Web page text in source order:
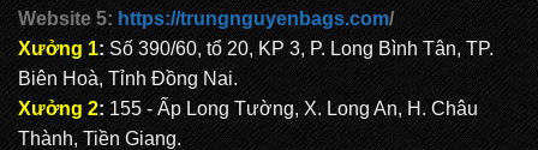
Website 5: https://trungnguyenbags.com/
Xưởng 1: Số 390/60, tổ 20, KP 3, P. Long Bình Tân, TP.
Biên Hoà, Tỉnh Đồng Nai.
Xưởng 2: 155 - Ấp Long Tường, X. Long An, H. Châu
Thành, Tiền Giang.